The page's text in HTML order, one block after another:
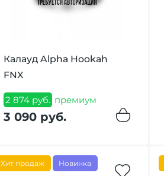
Калауд Alpha Hookah
FNX
2 874 руб. премиум
3 090 руб.
Хит продаж
Новинка